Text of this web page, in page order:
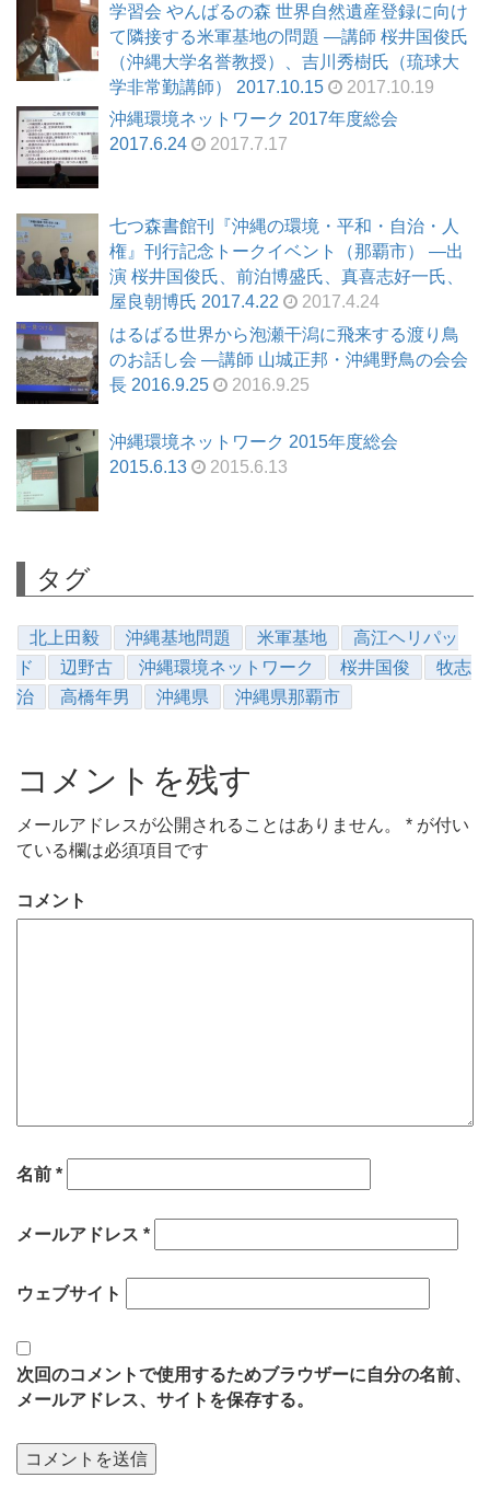
学習会 やんばるの森 世界自然遺産登録に向け
て隣接する米軍基地の問題 ―講師 桜井国俊氏
（沖縄大学名誉教授）、吉川秀樹氏（琉球大
学非常勤講師） 2017.10.15
2017.10.19
沖縄環境ネットワーク 2017年度総会
2017.6.24
2017.7.17
七つ森書館刊『沖縄の環境・平和・自治・人
権』刊行記念トークイベント（那覇市） ―出
演 桜井国俊氏、前泊博盛氏、真喜志好一氏、
屋良朝博氏 2017.4.22
2017.4.24
はるばる世界から泡瀬干潟に飛来する渡り鳥
のお話し会 ―講師 山城正邦・沖縄野鳥の会会
長 2016.9.25
2016.9.25
沖縄環境ネットワーク 2015年度総会
2015.6.13
2015.6.13
タグ
北上田毅 沖縄基地問題 米軍基地
高江ヘリパッ
ド
辺野古 沖縄環境ネットワーク 桜井国俊
牧志
治
高橋年男 沖縄県 沖縄県那覇市
コメントを残す
メールアドレスが公開されることはありません。 * が付い
ている欄は必須項目です
コメント
名前 *
メールアドレス *
ウェブサイト
次回のコメントで使用するためブラウザーに自分の名前、
メールアドレス、サイトを保存する。